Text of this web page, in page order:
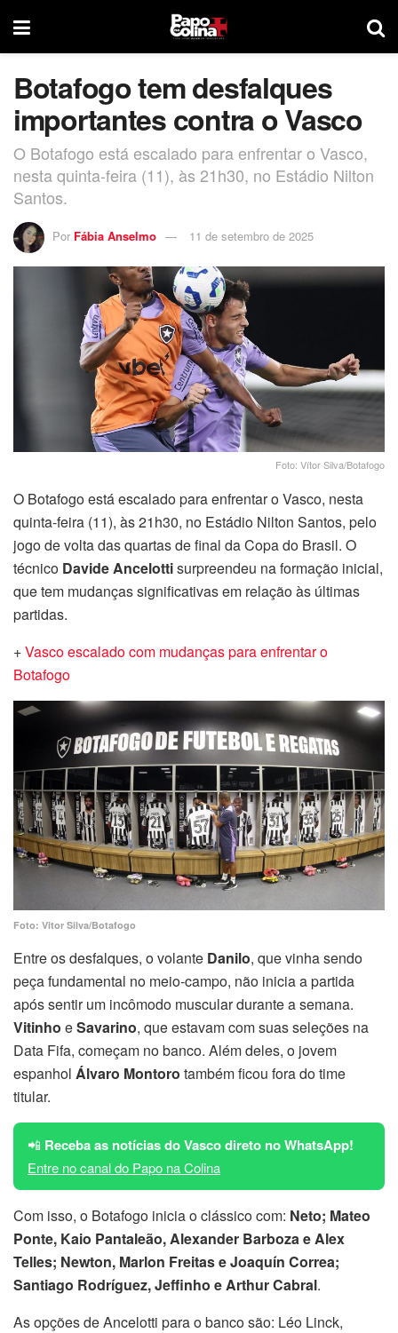
Botafogo tem desfalques
importantes contra o Vasco
O Botafogo está escalado para enfrentar o Vasco,
nesta quinta-feira (11), às 21h30, no Estádio Nilton
Santos.
Por Fábia Anselmo 11 de setembro de 2025
Foto: Vítor Silva/Botafogo
O Botafogo está escalado para enfrentar o Vasco, nesta
quinta-feira (11), às 21h30, no Estádio Nilton Santos, pelo
jogo de volta das quartas de final da Copa do Brasil. O
técnico Davide Ancelottisurpreendeu na formação inicial,
que tem mudanças significativas em relação às últimas
partidas.
+Vasco escalado com mudanças para enfrentar o
Botafogo
Foto: Vitor Silva/Botafogo
Entre os desfalques, o volante Danilo, que vinha sendo
peça fundamental no meio-campo, não inicia a partida
após sentir um incômodo muscular durante a semana.
Vitinho eSavarino, que estavam com suas seleções na
Data Fifa, começam no banco. Além deles, o jovem
espanhol Álvaro Montoro também ficou fora do time
titular.
📲 Receba as notícias do Vasco direto no WhatsApp!
Entre no canal do Papo na Colina
Com isso, o Botafogo inicia o clássico com: Neto; Mateo
Ponte, Kaio Pantaleão, Alexander Barboza e Alex
Telles; Newton, Marlon Freitas e Joaquín Correa;
Santiago Rodríguez, Jeffinho e Arthur Cabral.
As opções de Ancelotti para o banco são: Léo Linck,